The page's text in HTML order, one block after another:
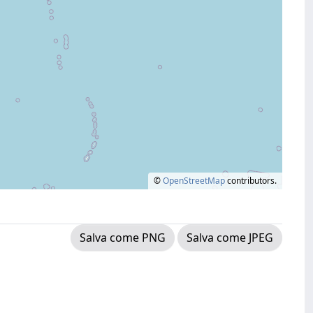
©OpenStreetMapcontributors.
Salva come PNG Salva come JPEG